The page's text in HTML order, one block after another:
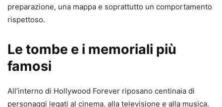
preparazione, una mappa e soprattutto un comportamento
rispettoso.
Le tombe e i memoriali più
famosi
All’interno di Hollywood Forever riposano centinaia di
personaggi legati al cinema, alla televisione e alla musica.